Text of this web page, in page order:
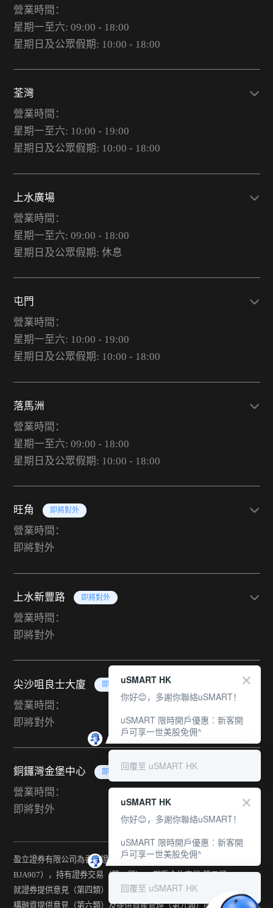
營業時間：
星期一至六: 09:00 - 18:00
星期日及公眾假期: 10:00 - 18:00
荃灣
營業時間：
星期一至六: 10:00 - 19:00
星期日及公眾假期: 10:00 - 18:00
上水廣場
營業時間：
星期一至六: 09:00 - 18:00
星期日及公眾假期: 休息
屯門
營業時間：
星期一至六: 10:00 - 19:00
星期日及公眾假期: 10:00 - 18:00
落馬洲
營業時間：
星期一至六: 09:00 - 18:00
星期日及公眾假期: 10:00 - 18:00
旺角 即將對外
營業時間：
即將對外
上水新豐路 即將對外
營業時間：
即將對外
尖沙咀良士大廈 即將對外
營業時間：
即將對外
銅鑼灣金堡中心 即將對外
營業時間：
即將對外
盈立證券有限公司為香港證監會持牌法團（中央編號：
BJA907），持有證券交易（第一類） 、期貨合約交易(第二類) 、
就證券提供意見（第四類） 、就期貨合約提供意見(第五類) 、就機
構融資提供意見（第六類）及提供資產管理（第九類）牌照。
uSMART HK
你好😊，多謝你聯絡uSMART！
uSMART 限時開戶優惠︰新客開
戶可享一世美股免佣^
回覆至 uSMART HK
uSMART HK
你好😊，多謝你聯絡uSMART！
uSMART 限時開戶優惠︰新客開
戶可享一世美股免佣^
回覆至 uSMART HK